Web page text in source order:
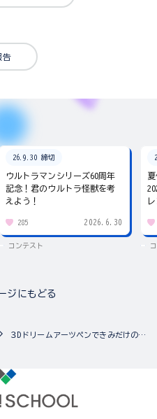
告
26.9.30 締切
ウルトラマンシリーズ60周年
記念！君のウルトラ怪獣を考
えよう！
285 2026.6.30
コンテスト
ジにもどる
３Dドリームアーツペンできみだけの３D作品を作ろうコンテスト（複数の作品応募可能！）